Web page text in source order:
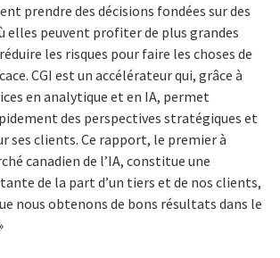
prendre des décisions fondées sur des
elles peuvent profiter de plus grandes
les risques pour faire les choses de
CGI est un accélérateur qui, grâce à
en analytique et en IA, permet
des perspectives stratégiques et
ses clients. Ce rapport, le premier à
canadien de l’IA, constitue une
de la part d’un tiers et de nos clients,
nous obtenons de bons résultats dans le